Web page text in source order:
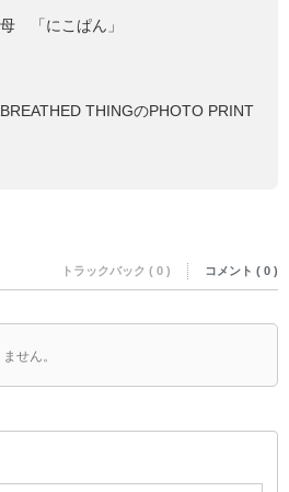
「にこぱん」
THINGのPHOTO PRINT
トラックバック ( 0 ) コメント ( 0 )
せん。